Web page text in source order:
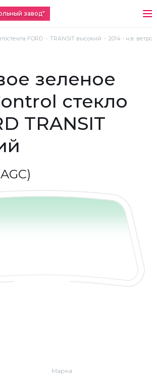
завод"
FORD TRANSIT высокий 2014 - н.в.
стекло
TRANSIT
Марка